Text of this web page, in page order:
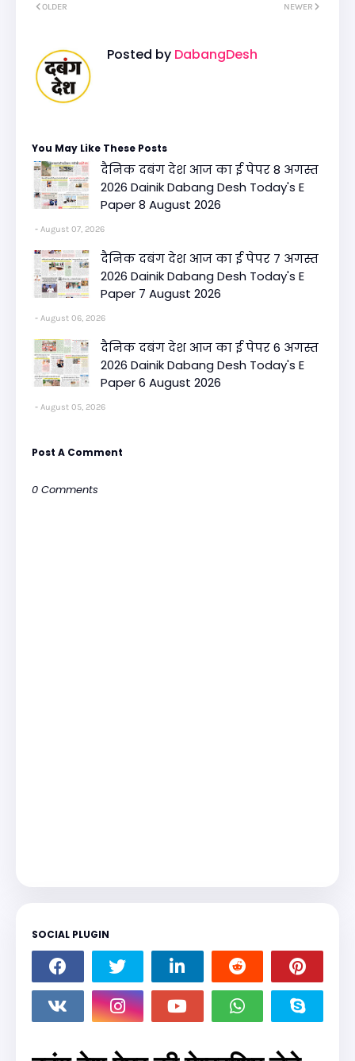
NEWER
OLDER
Posted by DabangDesh
You May Like These Posts
दैनिक दबंग देश आज का ई पेपर 8 अगस्त
2026 Dainik Dabang Desh Today's E
Paper 8 August 2026
August 07, 2026
दैनिक दबंग देश आज का ई पेपर 7 अगस्त
2026 Dainik Dabang Desh Today's E
Paper 7 August 2026
August 06, 2026
दैनिक दबंग देश आज का ई पेपर 6 अगस्त
2026 Dainik Dabang Desh Today's E
Paper 6 August 2026
August 05, 2026
Post A Comment
0 Comments
SOCIAL PLUGIN